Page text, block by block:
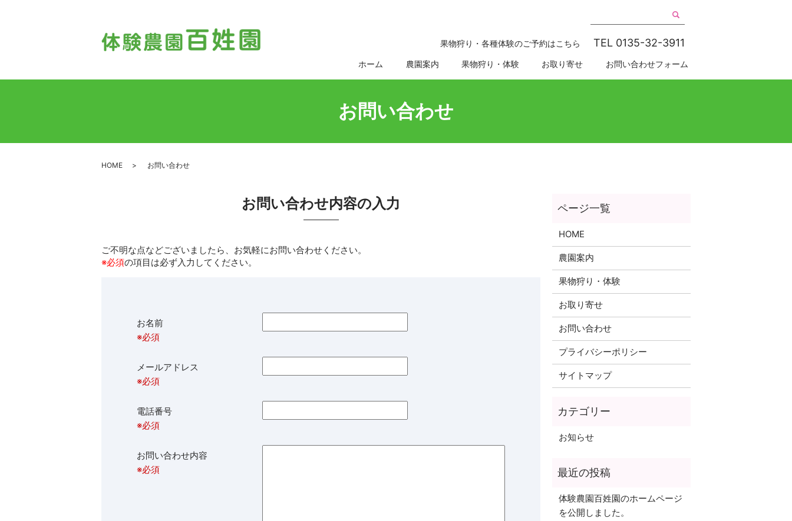
果物狩り・各種体験のご予約はこちら TEL 0135-32-3911
ホーム 農園案内 果物狩り・体験 お取り寄せ お問い合わせフォーム
お問い合わせ
HOME お問い合わせ
お問い合わせ内容の入力
ご不明な点などございましたら、お気軽にお問い合わせください。
※必須の項目は必ず入力してください。
お名前
※必須
メールアドレス
※必須
電話番号
※必須
お問い合わせ内容
※必須
HOME
農園案内
果物狩り・体験
お取り寄せ
お問い合わせ
プライバシーポリシー
サイトマップ
お知らせ
体験農園百姓園のホームページ
を公開しました。